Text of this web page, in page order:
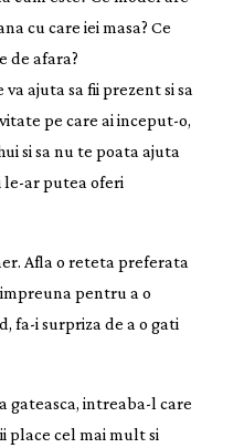
cu care iei masa? Ce
de afara?
ajuta sa fii prezent si sa
pe care ai inceput-o,
si sa nu te poata ajuta
le-ar putea oferi
Afla o reteta preferata
pentru a o
fa-i surpriza de a o gati
gateasca, intreaba-l care
place cel mai mult si